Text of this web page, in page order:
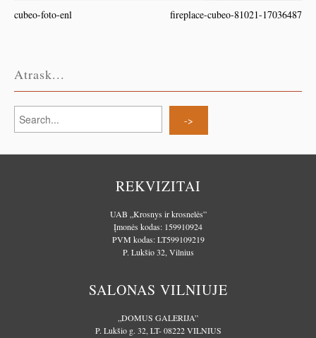
cubeo-foto-enl fireplace-cubeo-81021-17036487
Atrask...
REKVIZITAI
UAB „Krosnys ir krosnelės”
Įmonės kodas: 159910924
PVM kodas: LT599109219
P. Lukšio 32, Vilnius
SALONAS VILNIUJE
„DOMUS GALERIJA”
P. Lukšio g. 32, LT- 08222 VILNIUS